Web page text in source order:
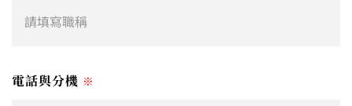
電話與分機 ※